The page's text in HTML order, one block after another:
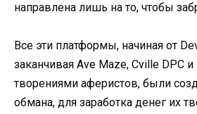
направлена лишь на то, чтобы
Все эти платформы, начиная от
заканчивая Ave Maze, Cville DPC
творениями аферистов, были
обмана, для заработка денег их